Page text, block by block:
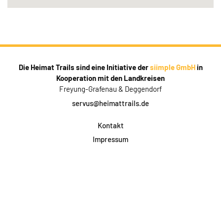
Die Heimat Trails sind eine Initiative dersiimple GmbHin
Kooperation mit den Landkreisen
Freyung-Grafenau & Deggendorf
servus@heimattrails.de
Kontakt
Impressum